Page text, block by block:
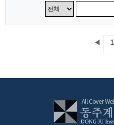
◀ 1